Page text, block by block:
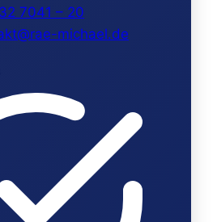
7041 – 20
michael.de